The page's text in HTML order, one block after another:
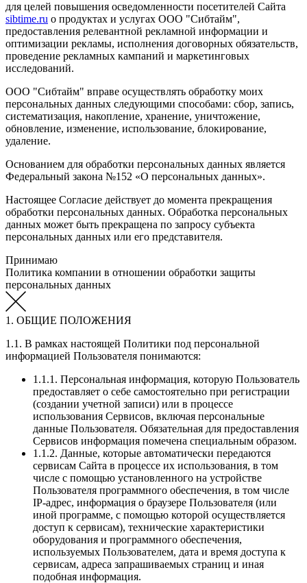
для целей повышения осведомленности посетителей Сайта
sibtime.ru о продуктах и услугах ООО "Сибтайм",
предоставления релевантной рекламной информации и
оптимизации рекламы, исполнения договорных обязательств,
проведение рекламных кампаний и маркетинговых
исследований.
ООО "Сибтайм" вправе осуществлять обработку моих
персональных данных следующими способами: сбор, запись,
систематизация, накопление, хранение, уничтожение,
обновление, изменение, использование, блокирование,
удаление.
Основанием для обработки персональных данных является
Федеральный закона №152 «О персональных данных».
Настоящее Согласие действует до момента прекращения
обработки персональных данных. Обработка персональных
данных может быть прекращена по запросу субъекта
персональных данных или его представителя.
Принимаю
Политика компании в отношении обработки защиты
персональных данных
1. ОБЩИЕ ПОЛОЖЕНИЯ
1.1. В рамках настоящей Политики под персональной
информацией Пользователя понимаются:
1.1.1. Персональная информация, которую Пользователь
предоставляет о себе самостоятельно при регистрации
(создании учетной записи) или в процессе
использования Сервисов, включая персональные
данные Пользователя. Обязательная для предоставления
Сервисов информация помечена специальным образом.
1.1.2. Данные, которые автоматически передаются
сервисам Сайта в процессе их использования, в том
числе с помощью установленного на устройстве
Пользователя программного обеспечения, в том числе
IP-адрес, информация о браузере Пользователя (или
иной программе, с помощью которой осуществляется
доступ к сервисам), технические характеристики
оборудования и программного обеспечения,
используемых Пользователем, дата и время доступа к
сервисам, адреса запрашиваемых страниц и иная
подобная информация.